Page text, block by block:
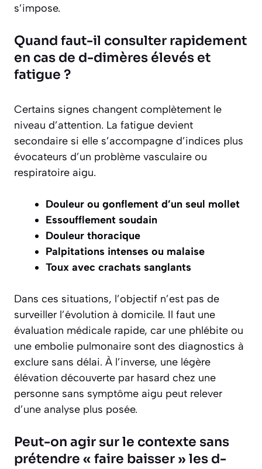
s’impose.
Quand faut-il consulter rapidement
en cas de d-dimères élevés et
fatigue ?
Certains signes changent complètement le
niveau d’attention. La fatigue devient
secondaire si elle s’accompagne d’indices plus
évocateurs d’un problème vasculaire ou
respiratoire aigu.
Douleur ou gonflement d’un seul mollet
Essoufflement soudain
Douleur thoracique
Palpitations intenses ou malaise
Toux avec crachats sanglants
Dans ces situations, l’objectif n’est pas de
surveiller l’évolution à domicile. Il faut une
évaluation médicale rapide, car une phlébite ou
une embolie pulmonaire sont des diagnostics à
exclure sans délai. À l’inverse, une légère
élévation découverte par hasard chez une
personne sans symptôme aigu peut relever
d’une analyse plus posée.
Peut-on agir sur le contexte sans
prétendre « faire baisser » les d-